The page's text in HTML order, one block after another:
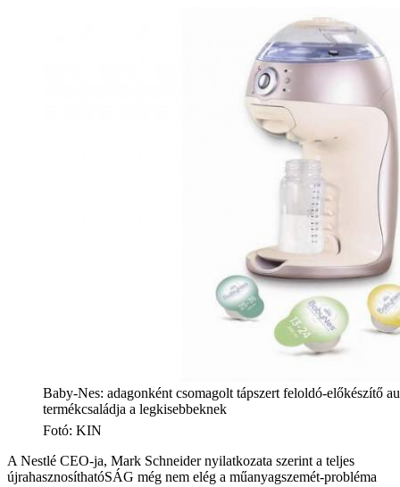
Baby-Nes: adagonként csomagolt tápszert feloldó-előkészítő
termékcsaládja a legkisebbeknek
Fotó: KIN
A Nestlé CEO-ja, Mark Schneider nyilatkozata szerint a teljes
újrahasznosíthatóSÁG még nem elég a műanyagszemét-probléma